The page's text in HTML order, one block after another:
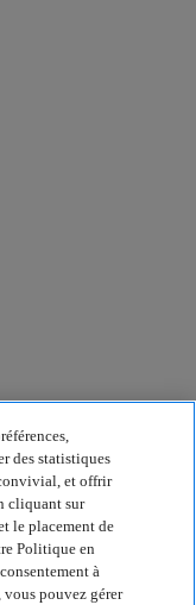
des statistiques
et offrir
cliquant sur
le placement de
Politique en
à
vous pouvez gérer